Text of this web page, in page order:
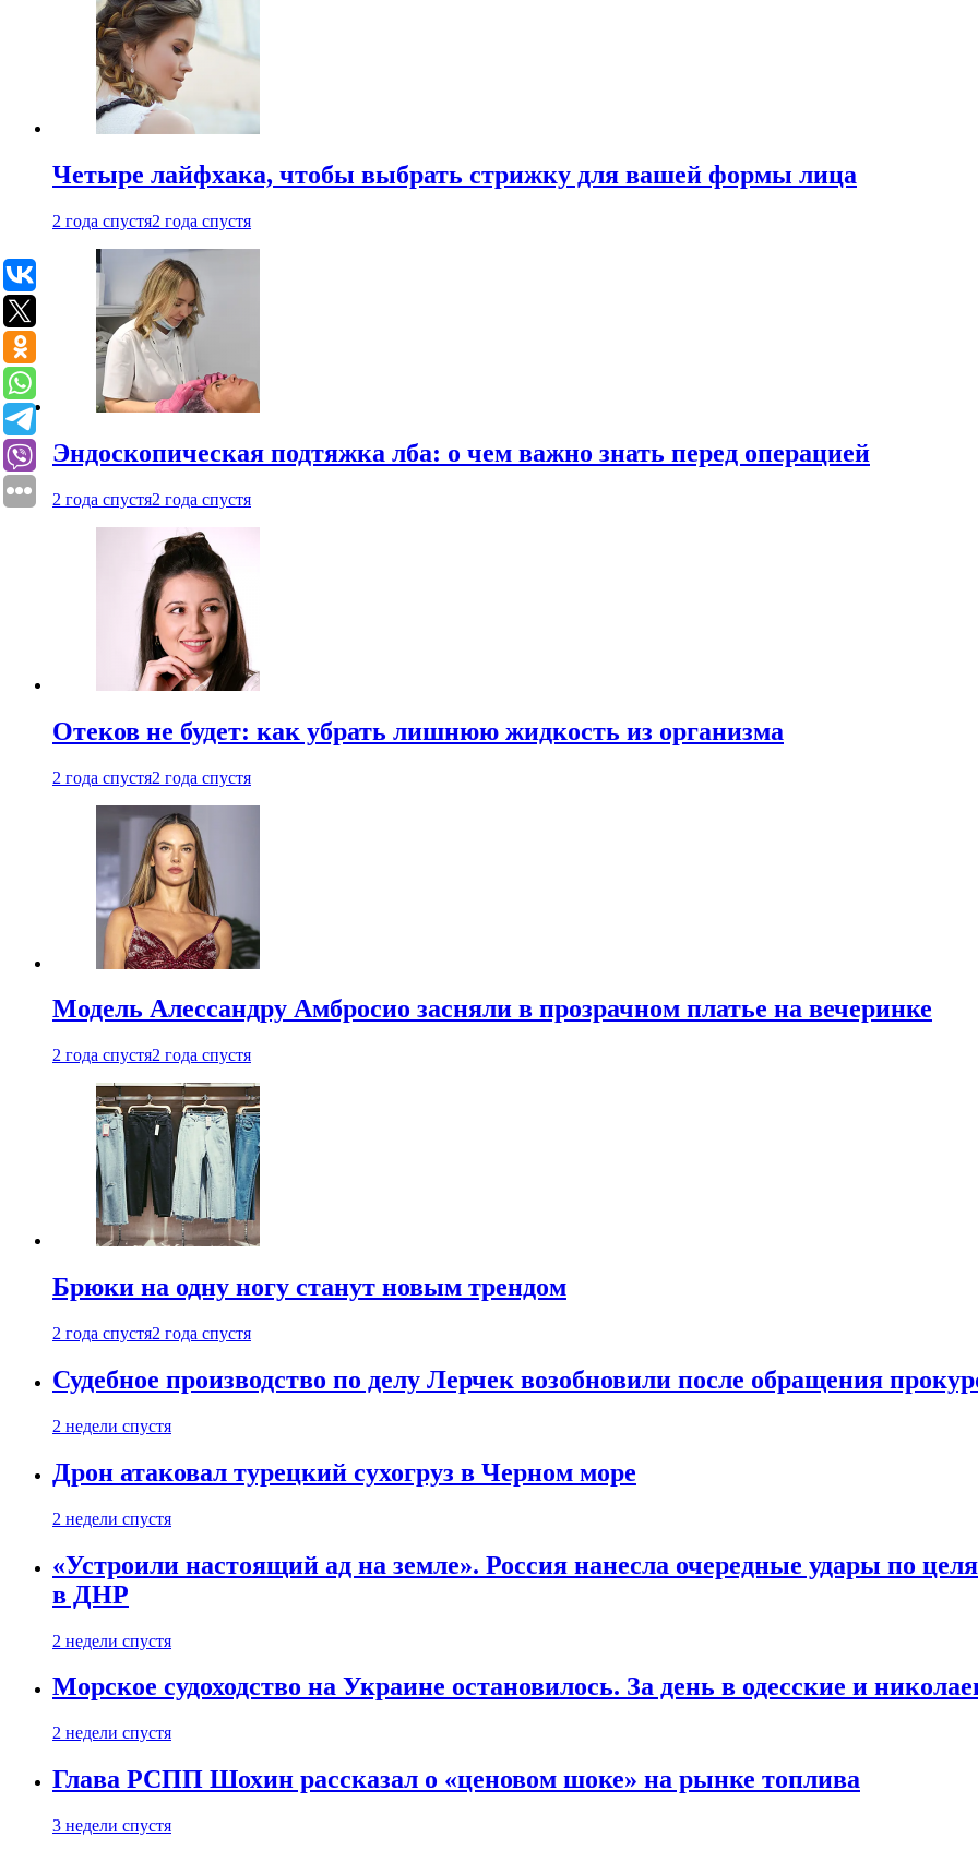
Четыре лайфхака, чтобы выбрать стрижку для вашей формы лица
2 года спустя2 года спустя
Эндоскопическая подтяжка лба: о чем важно знать перед операцией
2 года спустя2 года спустя
Отеков не будет: как убрать лишнюю жидкость из организма
2 года спустя2 года спустя
Модель Алессандру Амбросио засняли в прозрачном платье на вечеринке
2 года спустя2 года спустя
Брюки на одну ногу станут новым трендом
2 года спустя2 года спустя
Судебное производство по делу Лерчек возобновили после обращения
2 недели спустя
Дрон атаковал турецкий сухогруз в Черном море
2 недели спустя
«Устроили настоящий ад на земле». Россия нанесла очередные удары по
в ДНР
2 недели спустя
Морское судоходство на Украине остановилось. За день в одесские и
2 недели спустя
Глава РСПП Шохин рассказал о «ценовом шоке» на рынке топлива
3 недели спустя